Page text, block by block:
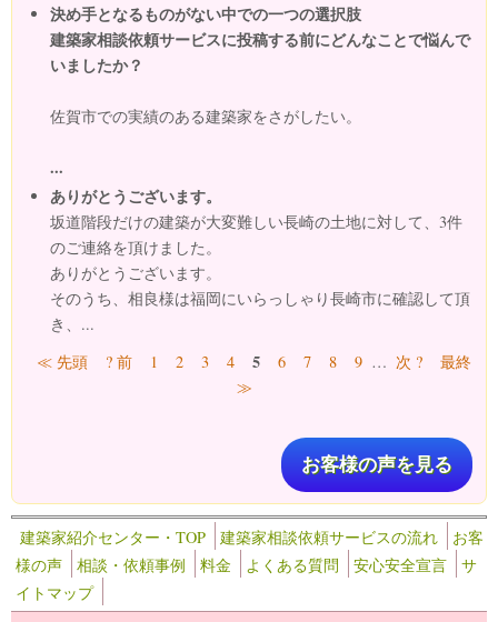
決め手となるものがない中での一つの選択肢
建築家相談依頼サービスに投稿する前にどんなことで悩んで
いましたか？
佐賀市での実績のある建築家をさがしたい。
...
ありがとうございます。
坂道階段だけの建築が大変難しい長崎の土地に対して、3件
のご連絡を頂けました。
ありがとうございます。
そのうち、相良様は福岡にいらっしゃり長崎市に確認して頂
き、...
ページ
≪ 先頭 ? 前 1 2 3 4 5 6 7 8 9 … 次 ?
最終
≫
お客様の声を見る
建築家紹介センター・TOP 建築家相談依頼サービスの流れ
お客
様の声
相談・依頼事例 料金 よくある質問 安心安全宣言
サ
イトマップ